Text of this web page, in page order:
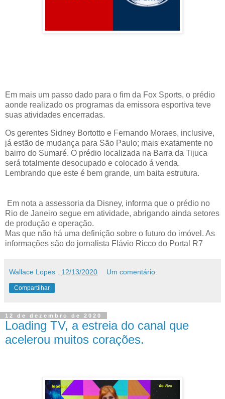
Em mais um passo dado para o fim da Fox Sports, o prédio
aonde realizado os programas da emissora esportiva teve
suas atividades encerradas.
Os gerentes Sidney Bortotto e Fernando Moraes, inclusive,
já estão de mudança para São Paulo; mais exatamente no
bairro do Sumaré. O prédio localizada na Barra da Tijuca
será totalmente desocupado e colocado á venda.
Lembrando que este é bem grande, um baita estrutura.
Em nota a assessoria da Disney, informa que o prédio no
Rio de Janeiro segue em atividade, abrigando ainda setores
de produção e operação.
Mas que não há uma definição sobre o futuro do imóvel. As
informações são do jornalista Flávio Ricco do Portal R7
Wallace Lopes 12/13/2020 Um comentário:
Compartilhar
12 de dezembro de 2020
Loading TV, a estreia do canal que
acelerou muitos corações.